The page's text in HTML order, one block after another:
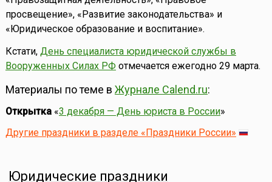
просвещение», «Развитие законодательства» и
«Юридическое образование и воспитание».
Кстати, День специалиста юридической службы в
Вооруженных Силах РФотмечается ежегодно 29 марта.
Материалы по теме в Журнале Calend.ru:
Открытка«3 декабря — День юриста в России»
Другие праздники в разделе «Праздники России»
Юридические праздники